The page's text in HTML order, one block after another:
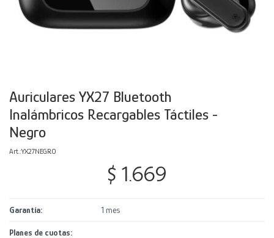
Auriculares YX27 Bluetooth
Inalámbricos Recargables Táctiles -
Negro
YX27NEGRO
$ 1.669
Garantía 1 mes
Planes de cuotas:
Mesas
Calefactores
Acolchados y Frazadas
Decoración
Accesorios